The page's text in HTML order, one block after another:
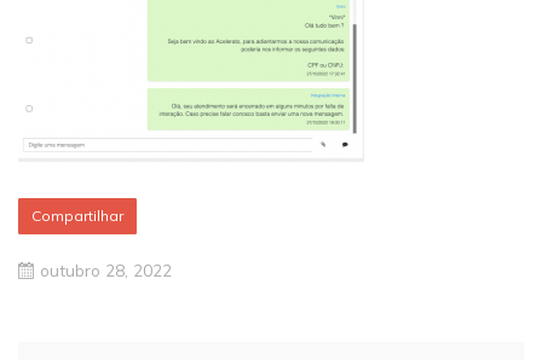
Compartilhar
outubro 28, 2022